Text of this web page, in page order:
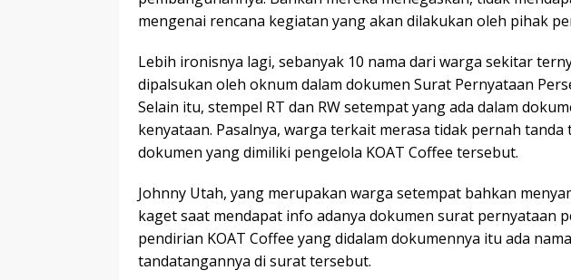
mengenai rencana kegiatan yang akan dilakukan oleh pihak
Lebih ironisnya lagi, sebanyak 10 nama dari warga sekitar
dipalsukan oleh oknum dalam dokumen Surat Pernyataan
Selain itu, stempel RT dan RW setempat yang ada dalam
kenyataan. Pasalnya, warga terkait merasa tidak pernah
dokumen yang dimiliki pengelola KOAT Coffee tersebut.
Johnny Utah, yang merupakan warga setempat bahkan
kaget saat mendapat info adanya dokumen surat pernyataan
pendirian KOAT Coffee yang didalam dokumennya itu ada
tandatangannya di surat tersebut.